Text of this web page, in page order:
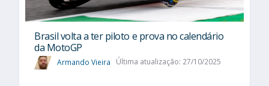
Brasil volta a ter piloto e prova no calendário
da MotoGP
Armando Vieira Última atualização: 27/10/2025